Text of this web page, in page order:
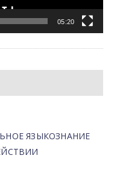
05:20
ЯЗЫКОЗНАНИЕ